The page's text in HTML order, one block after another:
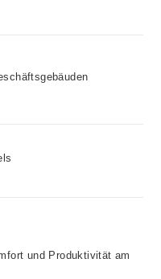
und Produktivität am